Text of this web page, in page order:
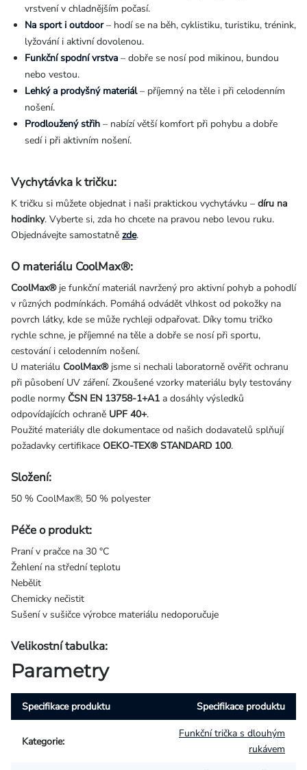
vrstvení v chladnějším počasí.
Na sport i outdoor– hodí se na běh, cyklistiku, turistiku, trénink,
lyžování i aktivní dovolenou.
Funkční spodní vrstva – dobře se nosí pod mikinou, bundou
nebo vestou.
Lehký a prodyšný materiál– příjemný na těle i při celodenním
nošení.
Prodloužený střih – nabízí větší komfort při pohybu a dobře
sedí i při aktivním nošení.
Vychytávka k tričku:
K tričku si můžete objednat i naši praktickou vychytávku – díru na
hodinky. Vyberte si, zda ho chcete na pravou nebo levou ruku.
Objednávejte samostatně zde.
O materiálu CoolMax®:
CoolMax®je funkční materiál navržený pro aktivní pohyb a pohodlí
v různých podmínkách. Pomáhá odvádět vlhkost od pokožky na
povrch látky, kde se může rychleji odpařovat. Díky tomu tričko
rychle schne, je příjemné na těle a dobře se nosí při sportu,
cestování i celodenním nošení.
U materiálu CoolMax®jsme si nechali laboratorně ověřit ochranu
při působení UV záření. Zkoušené vzorky materiálu byly testovány
podle normy ČSN EN 13758-1+A1 a dosáhly výsledků
odpovídajících ochraně UPF 40+.
Použité materiály dle dokumentace od našich dodavatelů splňují
požadavky certifikace OEKO-TEX® STANDARD 100.
Složení:
50 % CoolMax®, 50 % polyester
Péče o produkt:
Praní v pračce na 30 °C
Žehlení na střední teplotu
Nebělit
Chemicky nečistit
Sušení v sušičce výrobce materiálu nedoporučuje
Velikostní tabulka:
Parametry
Specifikace produktu Specifikace produktu
Kategorie:
Funkční trička s dlouhým
rukávem